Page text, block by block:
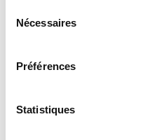
Nécessaires
Préférences
Statistiques